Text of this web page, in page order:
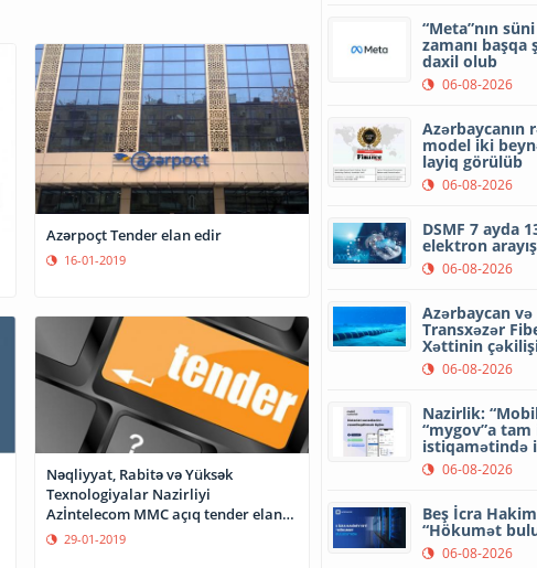
Azərpoçt Tender elan edir
16-01-2019
Nəqliyyat, Rabitə və Yüksək
Texnologiyalar Nazirliyi
Azİntelecom MMC açıq tender elan
edir29-01-2019
“Meta”nın
zamanı
daxil olub
06-08-2026
Azərbaycanın
model iki
layiq görülüb
06-08-2026
DSMF 7 ayda
elektron
06-08-2026
Azərbaycan və
Transxəzər
Xəttinin
06-08-2026
Nazirlik:
“mygov”a tam
istiqamətində
06-08-2026
Beş İcra
“Hökumət
06-08-2026